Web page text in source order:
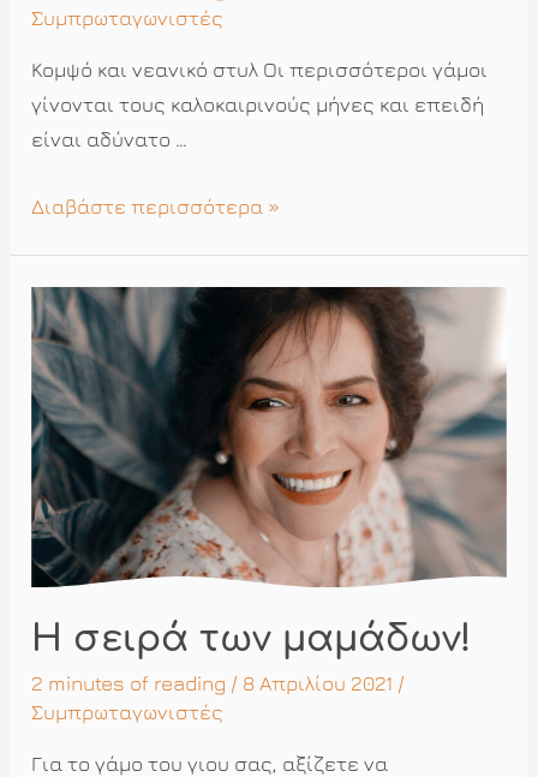
Συμπρωταγωνιστές
Κομψό και νεανικό στυλ Οι περισσότεροι γάμοι
γίνονται τους καλοκαιρινούς μήνες και επειδή
είναι αδύνατο …
Συμβουλές
καλεσμένους
Διαβάστε περισσότερα »
Η σειρά των μαμάδων!
2 minutes of reading / 8 Απριλίου 2021 /
Συμπρωταγωνιστές
Για το γάμο του γιου σας, αξίζετε να